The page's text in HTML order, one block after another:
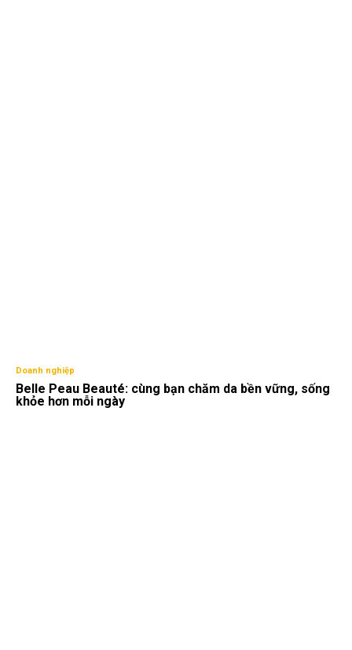
Doanh nghiệp
Belle Peau Beauté: cùng bạn chăm da bền vững, sống
khỏe hơn mỗi ngày